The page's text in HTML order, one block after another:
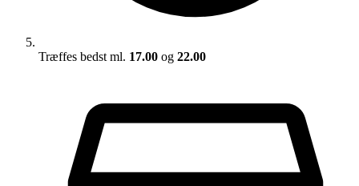
Træffes bedst ml. 17.00 og 22.00